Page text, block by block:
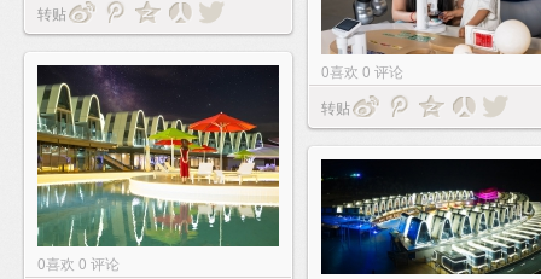
转贴
0喜欢 0 评论
转贴
0喜欢 0 评论